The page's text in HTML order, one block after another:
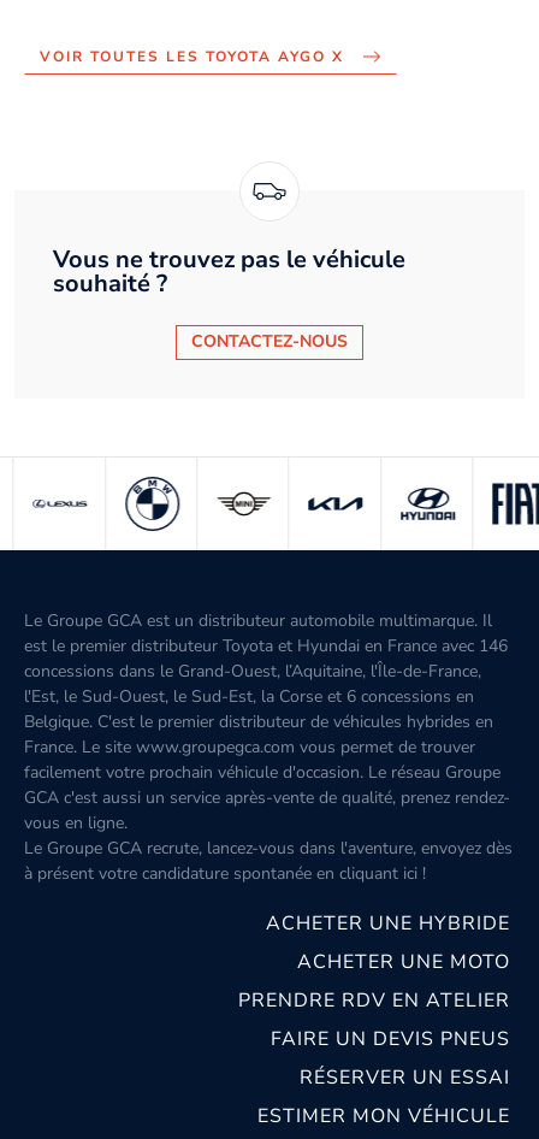
VOIR TOUTES LES TOYOTA AYGO X
Vous ne trouvez pas le véhicule
souhaité ?
CONTACTEZ-NOUS
Le Groupe GCA est un distributeur automobile multimarque. Il
est le premier distributeur Toyota et Hyundai en France avec 146
concessions dans le Grand-Ouest, l’Aquitaine, l'Île-de-France,
l'Est, le Sud-Ouest, le Sud-Est, la Corse et 6 concessions en
Belgique. C'est le premier distributeur de véhicules hybrides en
France. Le site www.groupegca.com vous permet de trouver
facilement votre prochain véhicule d'occasion. Le réseau Groupe
GCA c'est aussi un service après-vente de qualité, prenez rendez-
vous en ligne.
Le Groupe GCA recrute, lancez-vous dans l'aventure, envoyez dès
à présent votre candidature spontanée en cliquant ici !
ACHETER UNE HYBRIDE
ACHETER UNE MOTO
PRENDRE RDV EN ATELIER
FAIRE UN DEVIS PNEUS
RÉSERVER UN ESSAI
ESTIMER MON VÉHICULE